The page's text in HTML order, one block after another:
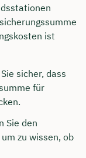
ist
sicher, dass
für
Sie den
zu wissen, ob